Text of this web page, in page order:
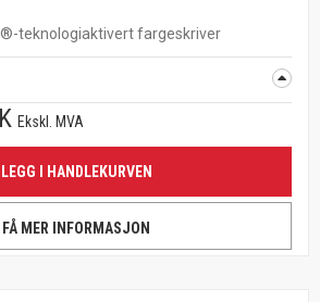
teknologiaktivert fargeskriver
Ekskl. MVA
LEGG I HANDLEKURVEN
FÅ MER INFORMASJON